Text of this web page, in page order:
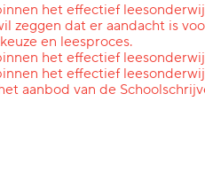
het effectief
zeggen dat er aandacht is
en leesproces.
het effectief
het effectief
aanbod van de